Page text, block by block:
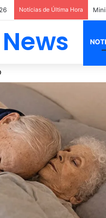
Notícias de Última Hora